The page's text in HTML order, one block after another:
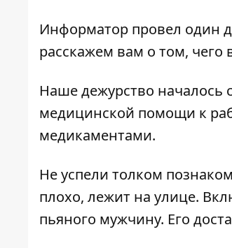
Информатор провел один
расскажем вам о том, чего
Наше дежурство началось
медицинской помощи к
медикаментами.
Не успели толком
плохо, лежит на улице.
пьяного мужчину. Его